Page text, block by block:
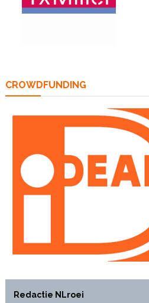
CROWDFUNDING
Redactie NLroei